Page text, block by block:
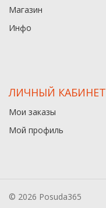
Магазин
Инфо
ЛИЧНЫЙ КАБИНЕТ
Мои заказы
Мой профиль
© 2026 Posuda365